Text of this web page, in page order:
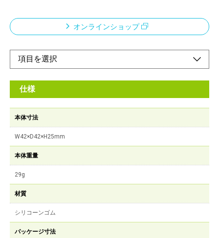
オンラインショップ
仕様
本体寸法
W42×D42×H25mm
本体重量
29g
材質
シリコーンゴム
パッケージ寸法